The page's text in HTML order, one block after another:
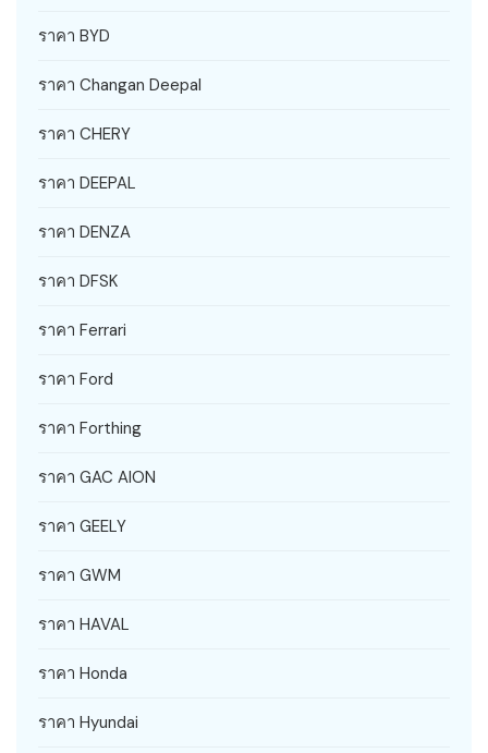
ราคา BYD
ราคา Changan Deepal
ราคา CHERY
ราคา DEEPAL
ราคา DENZA
ราคา DFSK
ราคา Ferrari
ราคา Ford
ราคา Forthing
ราคา GAC AION
ราคา GEELY
ราคา GWM
ราคา HAVAL
ราคา Honda
ราคา Hyundai